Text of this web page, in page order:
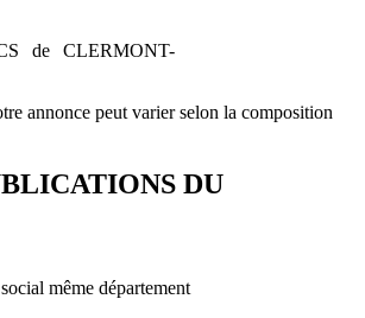
de CLERMONT-
annonce peut varier selon la composition
DU
même département